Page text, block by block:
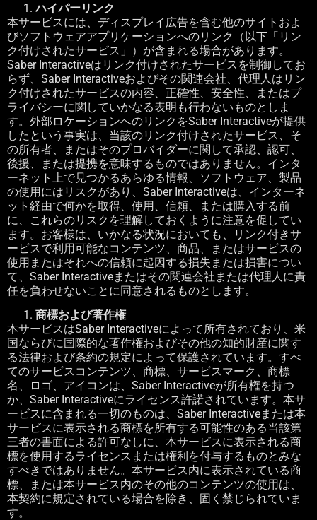
ハイパーリンク
本サービスには、ディスプレイ広告を含む他のサイトおよ
びソフトウェアアプリケーションへのリンク（以下「リン
ク付けされたサービス」）が含まれる場合があります。
Saber Interactiveはリンク付けされたサービスを制御してお
らず、 Saber Interactiveおよびその関連会社、代理人はリン
ク付けされたサービスの内容、正確性、安全性、またはプ
ライバシーに関していかなる表明も行わないものとしま
す。外部ロケーションへのリンクをSaber Interactiveが提供
したという事実は、当該のリンク付けされたサービス、そ
の所有者、またはそのプロバイダーに関して承認、認可、
後援、または提携を意味するものではありません。インタ
ーネット上で見つかるあらゆる情報、ソフトウェア、製品
の使用にはリスクがあり、 Saber Interactiveは、インターネ
ット経由で何かを取得、使用、信頼、または購入する前
に、これらのリスクを理解しておくように注意を促してい
ます。お客様は、いかなる状況においても、リンク付きサ
ービスで利用可能なコンテンツ、商品、またはサービスの
使用またはそれへの信頼に起因する損失または損害につい
て、 Saber Interactiveまたはその関連会社または代理人に責
任を負わせないことに同意されるものとします。
商標および著作権
本サービスはSaber Interactiveによって所有されており、米
国ならびに国際的な著作権およびその他の知的財産に関す
る法律および条約の規定によって保護されています。すべ
てのサービスコンテンツ、商標、サービスマーク、商標
名、ロゴ、アイコンは、 Saber Interactiveが所有権を持つ
か、 Saber Interactiveにライセンス許諾されています。本サ
ービスに含まれる一切のものは、 Saber Interactiveまたは本
サービスに表示される商標を所有する可能性のある当該第
三者の書面による許可なしに、本サービスに表示される商
標を使用するライセンスまたは権利を付与するものとみな
すべきではありません。本サービス内に表示されている商
標、または本サービス内のその他のコンテンツの使用は、
本契約に規定されている場合を除き、固く禁じられていま
す。